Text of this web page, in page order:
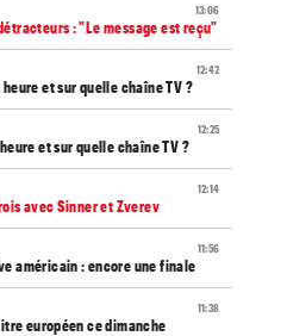
13:06
: "Le message est reçu"
12:42
et sur quelle chaîne TV ?
12:25
et sur quelle chaîne TV ?
12:14
avec Sinner et Zverev
11:56
américain : encore une finale
11:38
européen ce dimanche